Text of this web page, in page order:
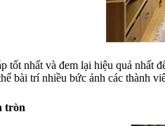
tốt nhất và đem lại hiệu quả nhất
bài trí nhiều bức ảnh các thành
tròn